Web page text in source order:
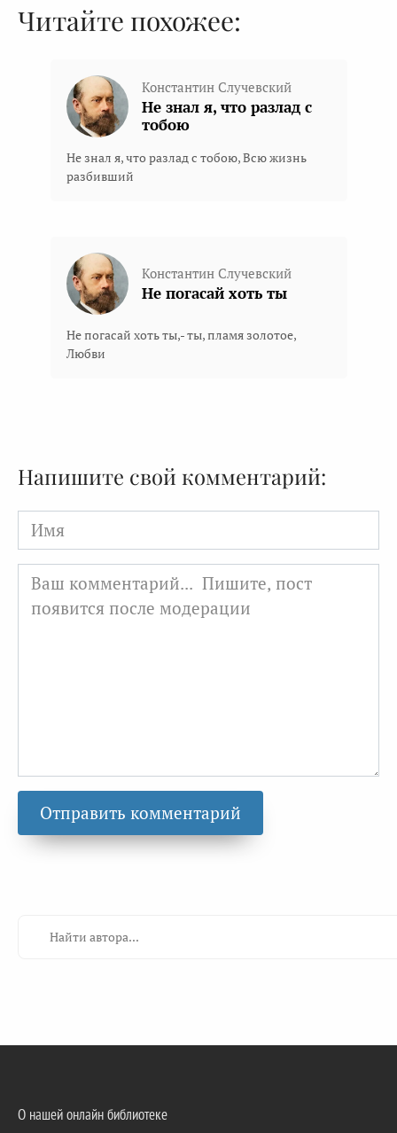
Читайте похожее:
Константин Случевский
Не знал я, что разлад с
тобою
Не знал я, что разлад с тобою, Всю жизнь
разбивший
Константин Случевский
Не погасай хоть ты
Не погасай хоть ты,- ты, пламя золотое,
Любви
Напишите свой комментарий:
Имя
О нашей онлайн библиотеке